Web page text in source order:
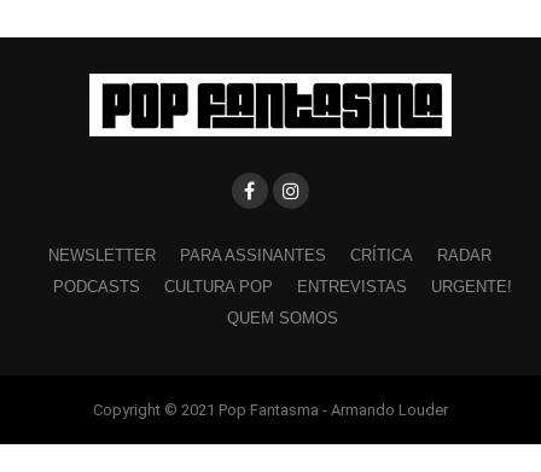
NEWSLETTER PARA ASSINANTES CRÍTICA
RADAR
PODCASTS
CULTURA POP ENTREVISTAS
URGENTE!
QUEM SOMOS
Copyright © 2021 Pop Fantasma - Armando Louder